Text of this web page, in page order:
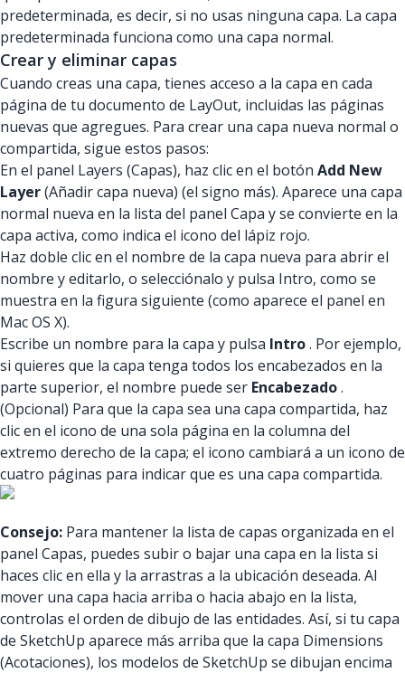
predeterminada, es decir, si no usas ninguna capa. La capa
predeterminada funciona como una capa normal.
Crear y eliminar capas
Cuando creas una capa, tienes acceso a la capa en cada
página de tu documento de LayOut, incluidas las páginas
nuevas que agregues. Para crear una capa nueva normal o
compartida, sigue estos pasos:
En el panel Layers (Capas), haz clic en el botón Add New
Layer(Añadir capa nueva) (el signo más). Aparece una capa
normal nueva en la lista del panel Capa y se convierte en la
capa activa, como indica el icono del lápiz rojo.
Haz doble clic en el nombre de la capa nueva para abrir el
nombre y editarlo, o selecciónalo y pulsa Intro, como se
muestra en la figura siguiente (como aparece el panel en
Mac OS X).
Escribe un nombre para la capa y pulsa Intro. Por ejemplo,
si quieres que la capa tenga todos los encabezados en la
parte superior, el nombre puede ser Encabezado.
(Opcional) Para que la capa sea una capa compartida, haz
clic en el icono de una sola página en la columna del
extremo derecho de la capa; el icono cambiará a un icono de
cuatro páginas para indicar que es una capa compartida.
Consejo: Para mantener la lista de capas organizada en el
panel Capas, puedes subir o bajar una capa en la lista si
haces clic en ella y la arrastras a la ubicación deseada. Al
mover una capa hacia arriba o hacia abajo en la lista,
controlas el orden de dibujo de las entidades. Así, si tu capa
de SketchUp aparece más arriba que la capa Dimensions
(Acotaciones), los modelos de SketchUp se dibujan encima